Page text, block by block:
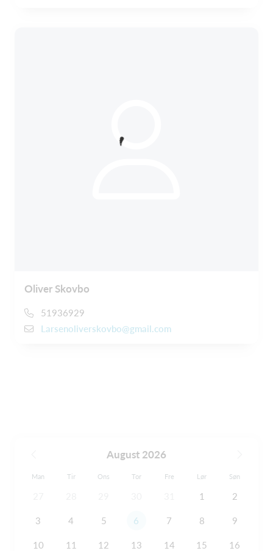
Oliver Skovbo
51936929
Larsenoliverskovbo@gmail.com
August 2026
Man Tir Ons Tor Fre Lør Søn
1 2
3 4 5 6 7 8 9
10 11 12 13 14 15 16